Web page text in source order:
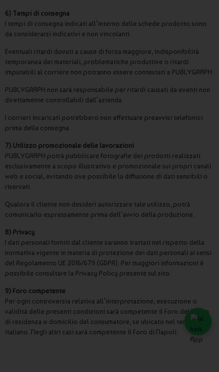
6) Tempi di consegna
I tempi di consegna indicati all’interno delle schede prodotto sono
da considerarsi indicativi e non vincolanti.
Eventuali ritardi dovuti a cause di forza maggiore, indisponibilità
temporanea dei materiali, problematiche produttive o ritardi
imputabili al corriere non potranno essere contestati a PUBLYGRAPH.
PUBLYGRAPH non sarà responsabile per ritardi causati da eventi non
direttamente controllabili dall’azienda.
I corrieri incaricati potrebbero non effettuare preavvisi telefonici
prima della consegna.
7) Utilizzo promozionale delle lavorazioni
PUBLYGRAPH potrà pubblicare fotografie dei prodotti realizzati
esclusivamente a scopo illustrativo e promozionale sui propri canali
web e social, evitando ove possibile la diffusione di dati sensibili o
riservati.
Qualora il cliente non desideri autorizzare tale utilizzo, potrà
comunicarlo espressamente prima dell’avvio della produzione.
8) Privacy
I dati personali forniti dal cliente saranno trattati nel rispetto della
normativa vigente in materia di protezione dei dati personali ai sensi
del Regolamento UE 2016/679 (GDPR). Per maggiori informazioni è
possibile consultare la Privacy Policy presente sul sito.
9) Foro competente
Per ogni controversia relativa all’interpretazione, esecuzione o
validità delle presenti condizioni sarà competente il Foro del luogo
di residenza o domicilio del consumatore, se ubicato nel territorio
italiano. Negli altri casi sarà competente il Foro di Napoli.